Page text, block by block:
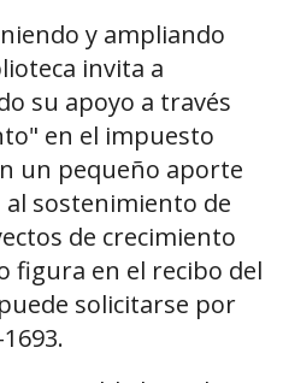
y ampliando
invita a
su apoyo a través
en el impuesto
un pequeño aporte
sostenimiento de
de crecimiento
figura en el recibo del
solicitarse por